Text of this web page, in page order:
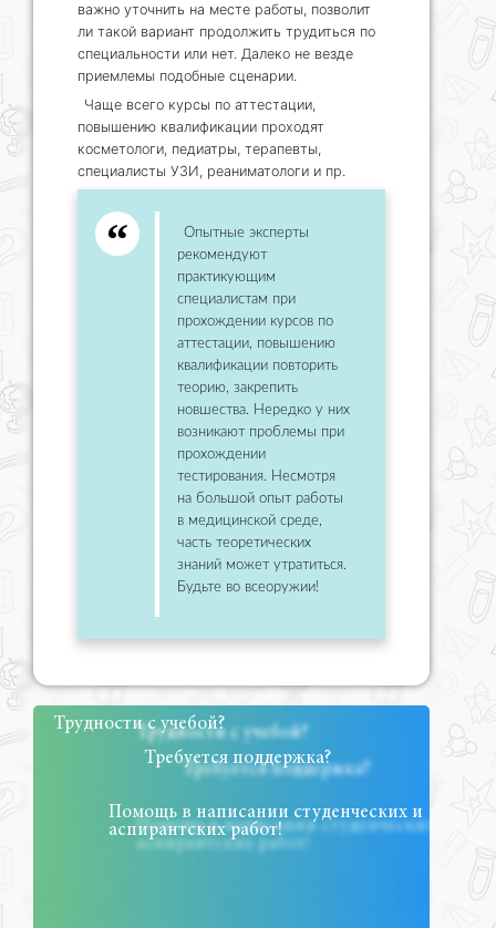
важно уточнить на месте работы, позволит
ли такой вариант продолжить трудиться по
специальности или нет. Далеко не везде
приемлемы подобные сценарии.
Чаще всего курсы по аттестации,
повышению квалификации проходят
косметологи, педиатры, терапевты,
специалисты УЗИ, реаниматологи и пр.
Опытные эксперты
рекомендуют
практикующим
специалистам при
прохождении курсов по
аттестации, повышению
квалификации повторить
теорию, закрепить
новшества. Нередко у них
возникают проблемы при
прохождении
тестирования. Несмотря
на большой опыт работы
в медицинской среде,
часть теоретических
знаний может утратиться.
Будьте во всеоружии!
Трудности с учебой?
Требуется поддержка?
Помощь в написании студенческих и
аспирантских работ!